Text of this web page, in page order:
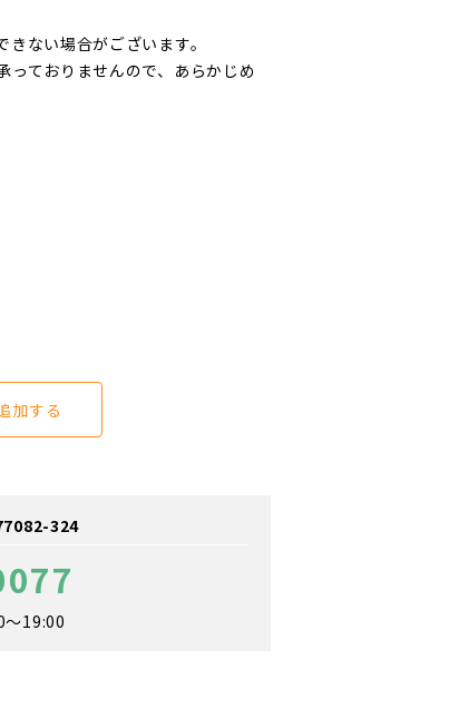
ない場合がございます。
ておりませんので、あらかじめ
加する
324
～19:00